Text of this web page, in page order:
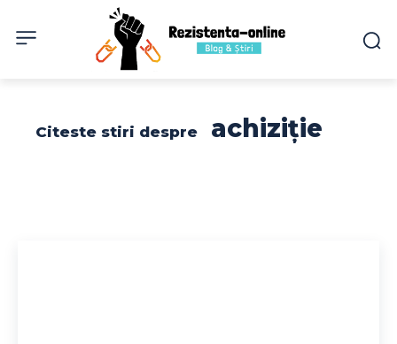
Citeste stiri despre achiziție